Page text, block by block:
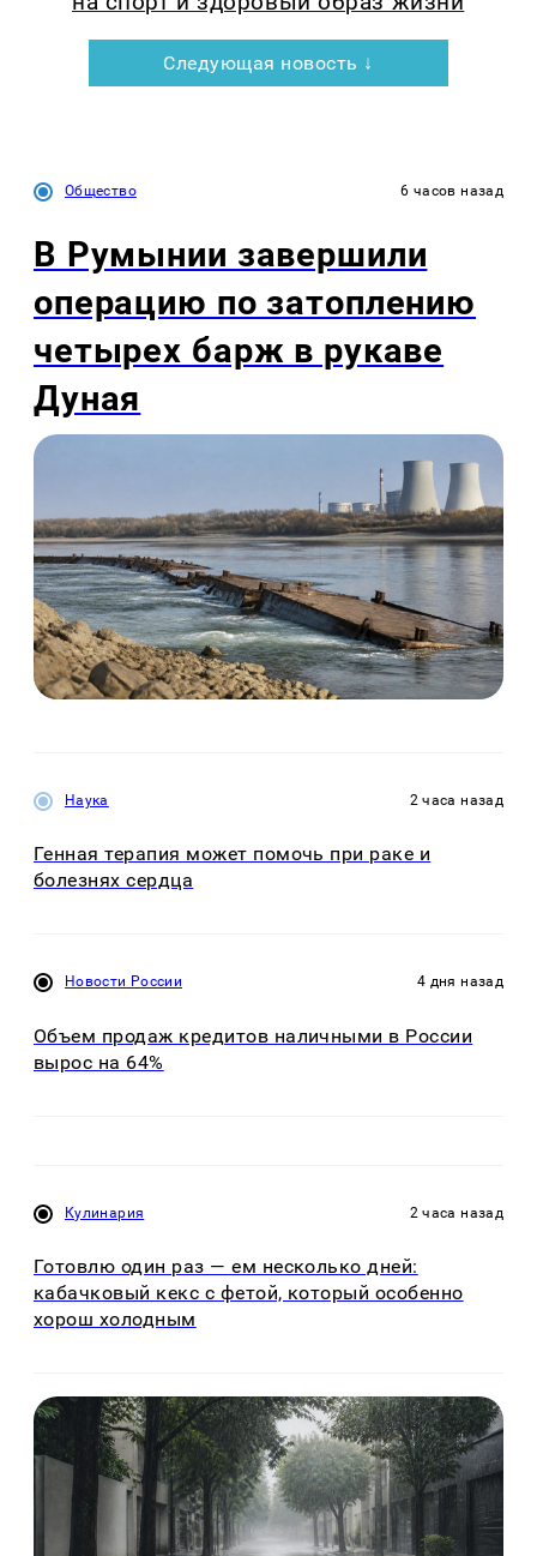
Следующая новость ↓
Общество 6 часов назад
В Румынии завершили
операцию по затоплению
четырех барж в рукаве
Дуная
Наука 2 часа назад
Генная терапия может помочь при раке и
болезнях сердца
Новости России 4 дня назад
Объем продаж кредитов наличными в России
вырос на 64%
Кулинария 2 часа назад
Готовлю один раз — ем несколько дней:
кабачковый кекс с фетой, который особенно
хорош холодным